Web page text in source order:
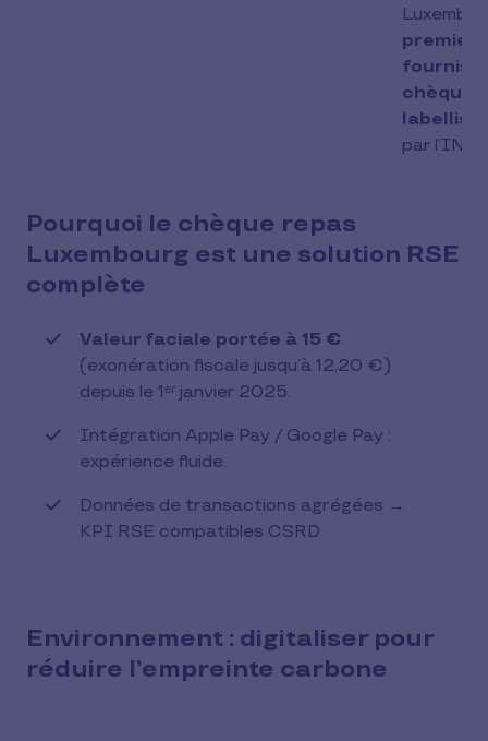
premier
labellisé
par
Pourquoi le chèque repas
Luxembourg est une solution RSE
complète
Valeur faciale portée à 15 €
(exonération fiscale jusqu’à 12,20 €)
depuis le 1ᵉʳ janvier 2025.
Intégration Apple Pay / Google Pay :
expérience fluide.
Données de transactions agrégées →
KPI RSE compatibles CSRD
Environnement : digitaliser pour
réduire l’empreinte carbone